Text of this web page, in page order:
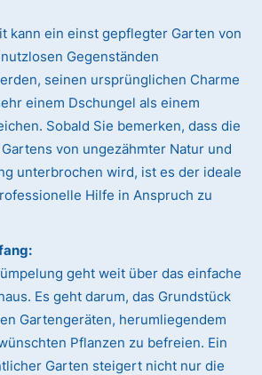
kann ein einst gepflegter Garten von
Gegenständen
seinen ursprünglichen Charme
einem Dschungel als einem
Sobald Sie bemerken, dass die
von ungezähmter Natur und
unterbrochen wird, ist es der ideale
Hilfe in Anspruch zu
geht weit über das einfache
Es geht darum, das Grundstück
Gartengeräten, herumliegendem
Pflanzen zu befreien. Ein
Garten steigert nicht nur die